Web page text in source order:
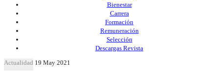
Bienestar
Carrera
Formación
Remuneración
Selección
Descargas Revista
Actualidad 19 May 2021